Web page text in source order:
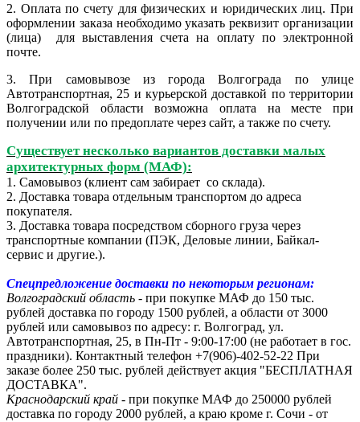
2. Оплата по счету для физических и юридических лиц. При
оформлении заказа необходимо указать реквизит организации
(лица) для выставления счета на оплату по электронной
почте.
3. При самовывозе из города Волгограда по улице
Автотранспортная, 25 и курьерской доставкой по территории
Волгоградской области возможна оплата на месте при
получении или по предоплате через сайт, а также по счету.
Существует несколько вариантов доставки малых
архитектурных форм (МАФ):
1. Самовывоз (клиент сам забирает со склада).
2. Доставка товара отдельным транспортом до адреса
покупателя.
3. Доставка товара посредством сборного груза через
транспортные компании (ПЭК, Деловые линии, Байкал-
сервис и другие.).
Спецпредложение доставки по некоторым регионам:
Волгоградский область - при покупке МАФ до 150 тыс.
рублей доставка по городу 1500 рублей, а области от 3000
рублей или самовывоз по адресу: г. Волгоград, ул.
Автотранспортная, 25, в Пн-Пт - 9:00-17:00 (не работает в гос.
праздники). Контактный телефон +7(906)-402-52-22 При
заказе более 250 тыс. рублей действует акция "БЕСПЛАТНАЯ
ДОСТАВКА".
Краснодарский край - при покупке МАФ до 250000 рублей
доставка по городу 2000 рублей, а краю кроме г. Сочи - от